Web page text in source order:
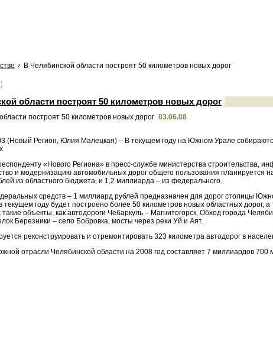
В Челябинской области построят 50 километров новых дорог
области построят 50 километров новых дорог
03.06.08
(Новый Регион, Юлия Малецкая) – В текущем году на Южном Урале
«Нового Региона» в пресс-службе министерства строительства,
и модернизацию автомобильных дорог общего пользования планируется
из областного бюджета, и 1,2 миллиарда – из федерального.
средств – 1 миллиард рублей предназначен для дорог столицы
текущем году будет построено более 50 километров новых областных
объекты, как автодороги Чебаркуль – Магнитогорск, Обход города
Березники – село Бобровка, мосты через реки Уй и Аят.
реконструировать и отремонтировать 323 километра автодорог в
отрасли Челябинской области на 2008 год составляет 7 миллиардов 700